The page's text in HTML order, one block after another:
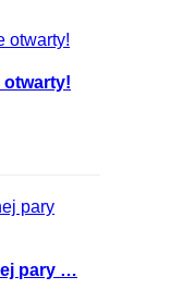
otwarty!
pary …